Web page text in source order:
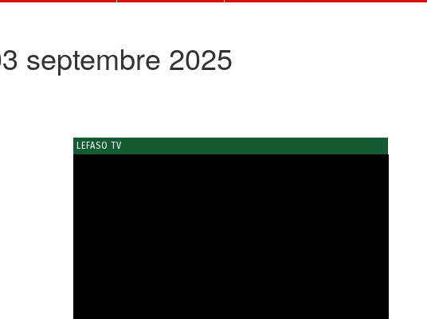
septembre 2025
LEFASO TV